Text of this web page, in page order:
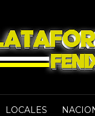
LOCALES